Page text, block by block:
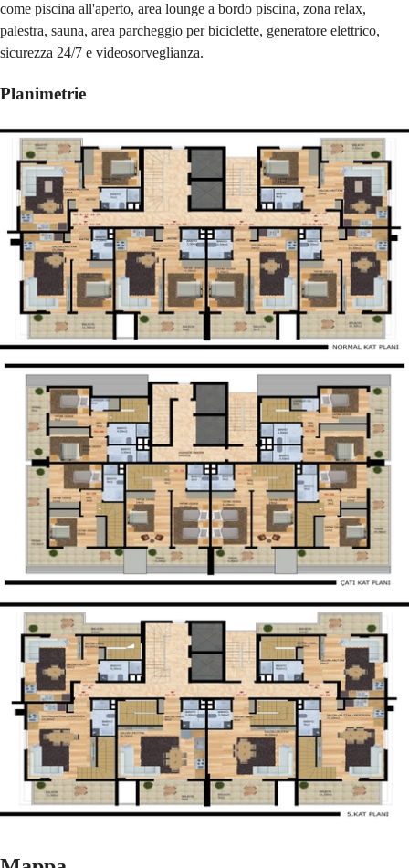
come piscina all'aperto, area lounge a bordo piscina, zona relax,
palestra, sauna, area parcheggio per biciclette, generatore elettrico,
sicurezza 24/7 e videosorveglianza.
Planimetrie